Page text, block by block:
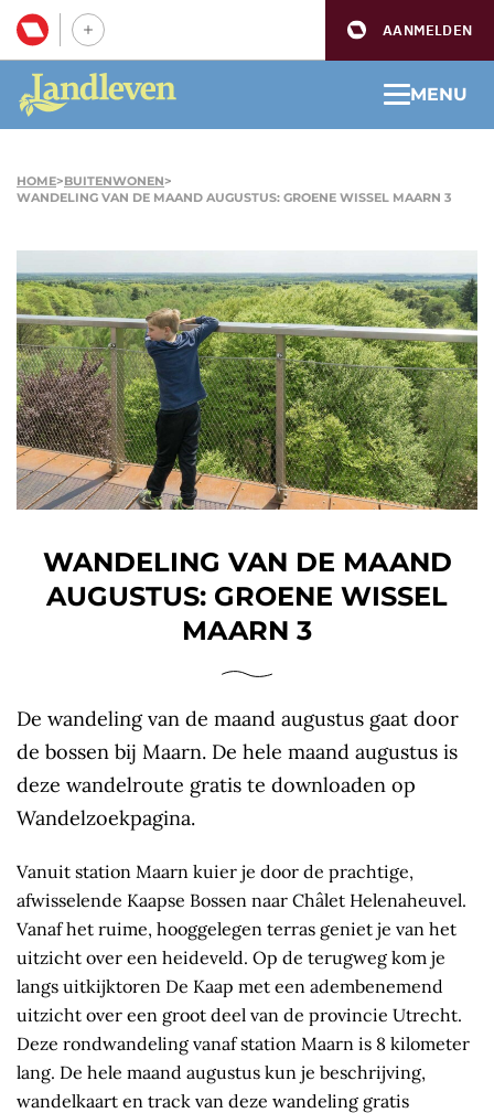
AANMELDEN
MENU
HOME>BUITENWONEN>
WANDELING VAN DE MAAND AUGUSTUS: GROENE WISSEL MAARN 3
WANDELING VAN DE MAAND
AUGUSTUS: GROENE WISSEL
MAARN 3
De wandeling van de maand augustus gaat door
de bossen bij Maarn. De hele maand augustus is
deze wandelroute gratis te downloaden op
Wandelzoekpagina.
Vanuit station Maarn kuier je door de prachtige,
afwisselende Kaapse Bossen naar Châlet Helenaheuvel.
Vanaf het ruime, hooggelegen terras geniet je van het
uitzicht over een heideveld. Op de terugweg kom je
langs uitkijktoren De Kaap met een adembenemend
uitzicht over een groot deel van de provincie Utrecht.
Deze rondwandeling vanaf station Maarn is 8 kilometer
lang. De hele maand augustus kun je beschrijving,
wandelkaart en track van deze wandeling gratis